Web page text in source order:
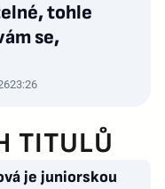
tohle
se,
23:26
TITULŮ
je juniorskou